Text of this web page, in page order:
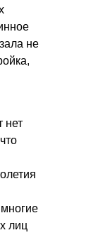
не
нет
лиц